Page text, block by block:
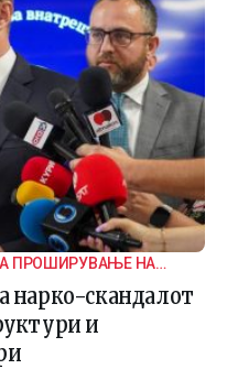
ПРОШИРУВАЊЕ НА
нарко-скандалот
и